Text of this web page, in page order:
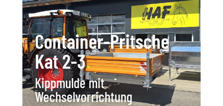
Container-Pritsche
Kat 2-3
Kippmulde mit
Wechselvorrichtung